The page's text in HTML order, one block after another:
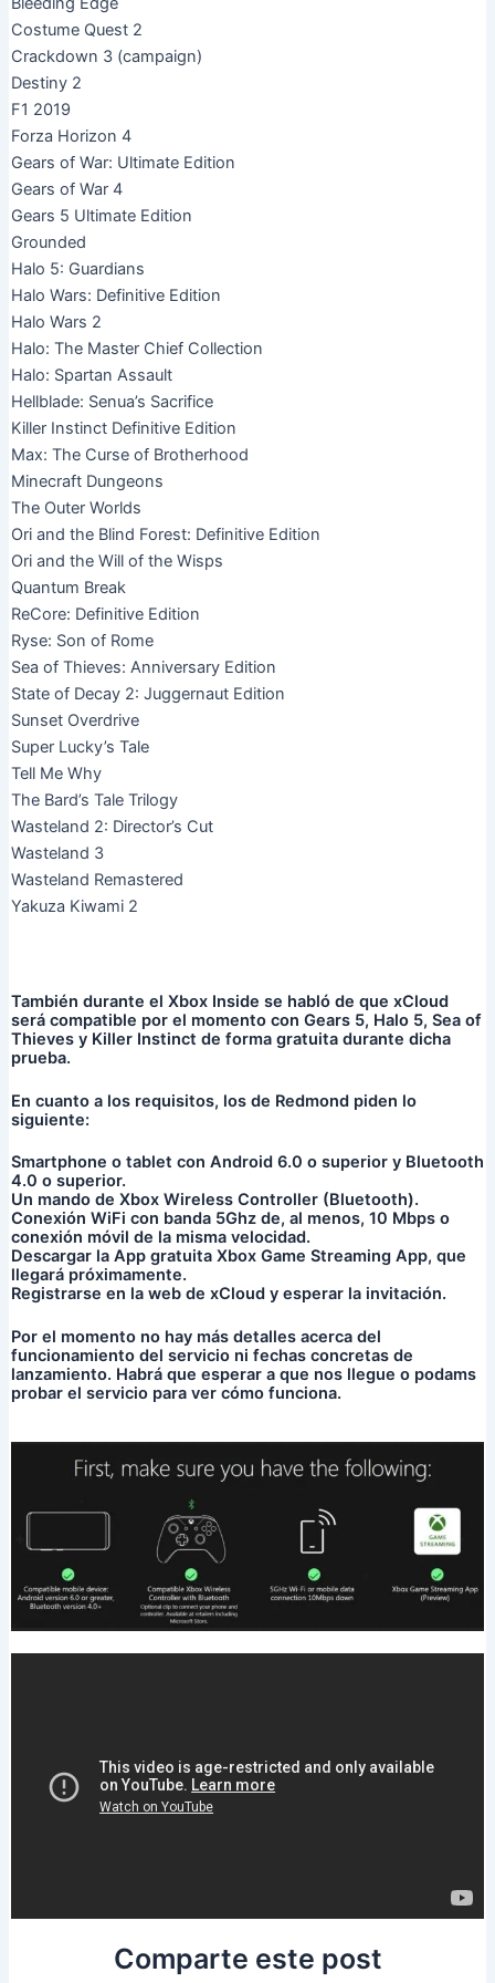
Costume Quest 2
Crackdown 3 (campaign)
Destiny 2
F1 2019
Forza Horizon 4
Gears of War: Ultimate Edition
Gears of War 4
Gears 5 Ultimate Edition
Grounded
Halo 5: Guardians
Halo Wars: Definitive Edition
Halo Wars 2
Halo: The Master Chief Collection
Halo: Spartan Assault
Hellblade: Senua’s Sacrifice
Killer Instinct Definitive Edition
Max: The Curse of Brotherhood
Minecraft Dungeons
The Outer Worlds
Ori and the Blind Forest: Definitive Edition
Ori and the Will of the Wisps
Quantum Break
ReCore: Definitive Edition
Ryse: Son of Rome
Sea of Thieves: Anniversary Edition
State of Decay 2: Juggernaut Edition
Sunset Overdrive
Super Lucky’s Tale
Tell Me Why
The Bard’s Tale Trilogy
Wasteland 2: Director’s Cut
Wasteland 3
Wasteland Remastered
Yakuza Kiwami 2
También durante el Xbox Inside se habló de que xCloud
será compatible por el momento con Gears 5, Halo 5, Sea of
Thieves y Killer Instinct de forma gratuita durante dicha
prueba.
En cuanto a los requisitos, los de Redmond piden lo
siguiente:
Smartphone o tablet con Android 6.0 o superior y Bluetooth
4.0 o superior.
Un mando de Xbox Wireless Controller (Bluetooth).
Conexión WiFi con banda 5Ghz de, al menos, 10 Mbps o
conexión móvil de la misma velocidad.
Descargar la App gratuita Xbox Game Streaming App, que
llegará próximamente.
Registrarse en la web de xCloud y esperar la invitación.
Por el momento no hay más detalles acerca del
funcionamiento del servicio ni fechas concretas de
lanzamiento. Habrá que esperar a que nos llegue o podams
probar el servicio para ver cómo funciona.
Comparte este post